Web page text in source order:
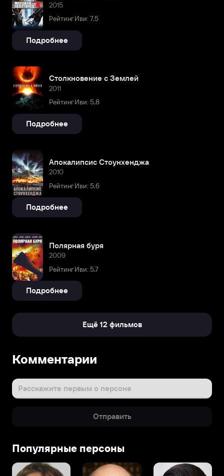
2015
Рейтинг Иви: 7,5
Подробнее
Столкновение с Землей
2011
Рейтинг Иви: 5,8
Подробнее
Апокалипсис Стоунхенджа
2010
Рейтинг Иви: 5,6
Подробнее
Полярная буря
2009
Рейтинг Иви: 5,7
Подробнее
Ещё 12 фильмов
Комментарии
Расскажите первым о персоне
Отправить
Популярные персоны